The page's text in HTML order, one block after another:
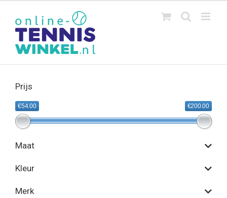
inhoud
Prijs
€54.00 €200.00
Maat
Kleur
Merk